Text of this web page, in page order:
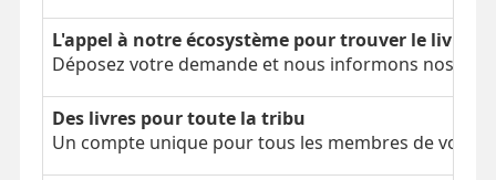
L'appel à notre écosystème pour trouver le livre
Déposez votre demande et nous informons nos
Des livres pour toute la tribu
Un compte unique pour tous les membres de votre